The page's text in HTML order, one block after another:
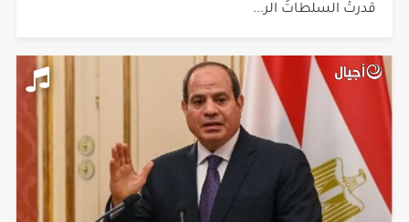
قدرتْ السلطاتُ الر...